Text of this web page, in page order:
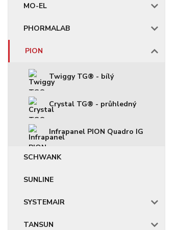
MO-EL
PHORMALAB
PION
Twiggy TG® - bílý
Crystal TG® - průhledný
Infrapanel PION Quadro IG
SCHWANK
SUNLINE
SYSTEMAIR
TANSUN